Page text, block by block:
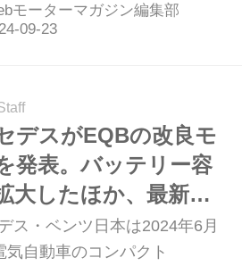
モーターマガジン編集部
デスがEQBの改良モ
発表。バッテリー容
大したほか、最新デ
を採用しスタイリッ
変身
ス・ベンツ日本は2024年6月
気自動車のコンパクト